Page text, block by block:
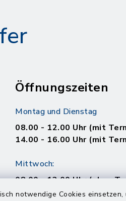
notwendige Cookies
Öffnungszeiten
Montag und Dienstag
08.00 - 12.00 Uhr (mit
14.00 - 16.00 Uhr (mit
Mittwoch:
08.00 - 12.00 Uhr (ohne
14.00 - 18.00 Uhr (ohne